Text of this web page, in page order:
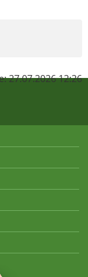
27.07.2026 12:26